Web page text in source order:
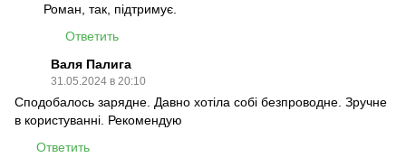
Роман, так, підтримує.
Ответить
Валя Палига
31.05.2024 в 20:10
Сподобалось зарядне. Давно хотіла собі безпроводне. Зручне
в користуванні. Рекомендую
Ответить